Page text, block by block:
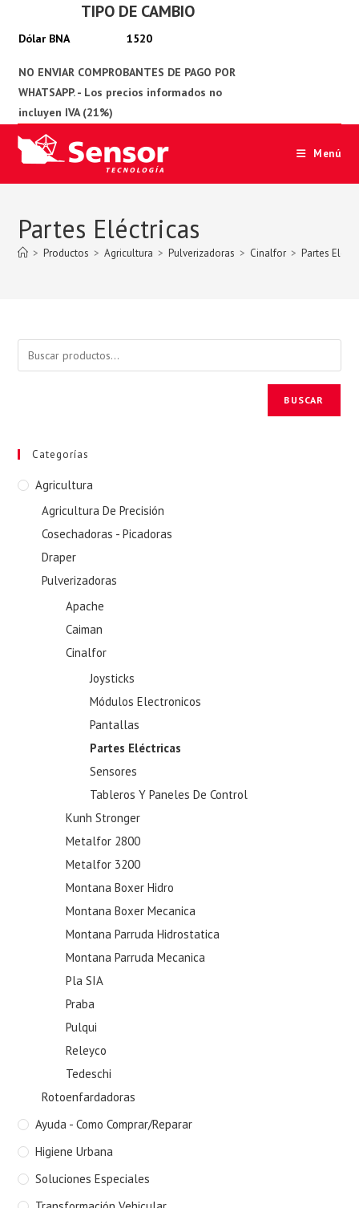
TIPO DE CAMBIO
1520
Menú
Partes Eléctricas
> Productos > Agricultura > Pulverizadoras > Cinalfor > Partes
BUSCAR
Categorías
Agricultura
Agricultura De Precisión
Cosechadoras - Picadoras
Draper
Pulverizadoras
Apache
Caiman
Cinalfor
Joysticks
Módulos Electronicos
Pantallas
Partes Eléctricas
Sensores
Tableros Y Paneles De Control
Kunh Stronger
Metalfor 2800
Metalfor 3200
Montana Boxer Hidro
Montana Boxer Mecanica
Montana Parruda Hidrostatica
Montana Parruda Mecanica
Pla SIA
Praba
Pulqui
Releyco
Tedeschi
Rotoenfardadoras
Ayuda - Como Comprar/Reparar
Higiene Urbana
Soluciones Especiales